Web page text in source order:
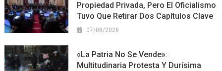
Propiedad Privada, Pero El Oficialismo
Tuvo Que Retirar Dos Capítulos Clave
07/08/2026
«La Patria No Se Vende»:
Multitudinaria Protesta Y Durísima